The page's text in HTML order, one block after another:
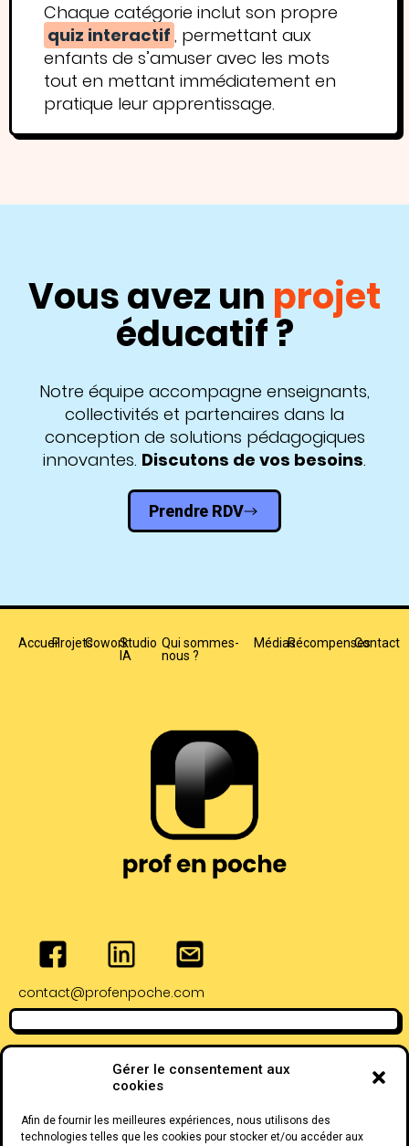
Gérer le consentement aux
cookies
Afin de fournir les meilleures expériences, nous utilisons des
technologies telles que les cookies pour stocker et/ou accéder aux
Chaque catégorie inclut son propre
quiz interactif , permettant aux
enfants de s’amuser avec les mots
tout en mettant immédiatement en
pratique leur apprentissage.
Vous avez un projet
éducatif ?
Notre équipe accompagne enseignants,
collectivités et partenaires dans la
conception de solutions pédagogiques
innovantes. Discutons de vos besoins.
Prendre RDV
AccueilProjetsCoworkStudio
IA
Qui sommes-
nous ?
MédiasRécompensesContact
contact@profenpoche.com
Adresse de Bayonne
28 Rue Lormand,
64100 Bayonne
Adresse de Pau :
4 Rue Serviez,